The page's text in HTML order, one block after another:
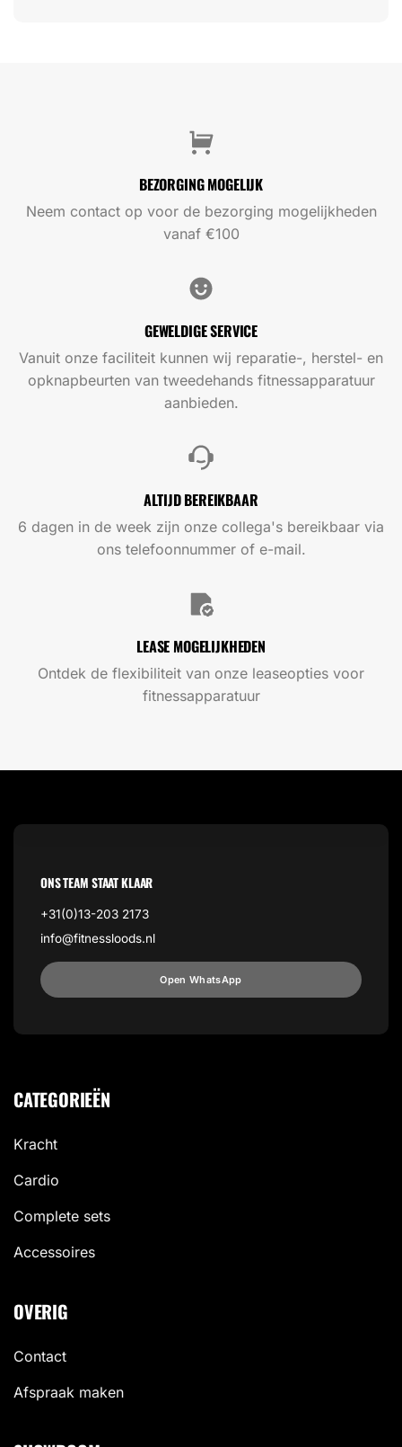
BEZORGING MOGELIJK
Neem contact op voor de bezorging mogelijkheden
vanaf €100
GEWELDIGE SERVICE
Vanuit onze faciliteit kunnen wij reparatie-, herstel- en
opknapbeurten van tweedehands fitnessapparatuur
aanbieden.
ALTIJD BEREIKBAAR
6 dagen in de week zijn onze collega's bereikbaar via
ons telefoonnummer of e-mail.
LEASE MOGELIJKHEDEN
Ontdek de flexibiliteit van onze leaseopties voor
fitnessapparatuur
ONS TEAM STAAT KLAAR
+31(0)13-203 2173
info@fitnessloods.nl
Open WhatsApp
CATEGORIEËN
Kracht
Cardio
Complete sets
Accessoires
OVERIG
Contact
Afspraak maken